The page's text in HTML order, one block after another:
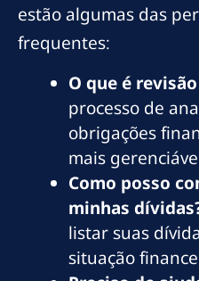
estão algumas das
frequentes:
O que é
processo de
obrigações
mais
Como posso
minhas
listar suas
situação